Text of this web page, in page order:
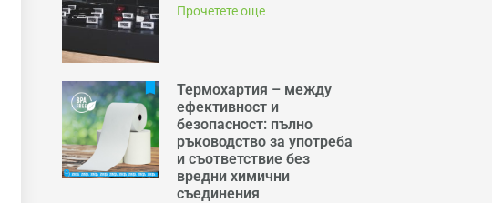
Прочетете още
Термохартия – между
ефективност и
безопасност: пълно
ръководство за употреба
и съответствие без
вредни химични
съединения